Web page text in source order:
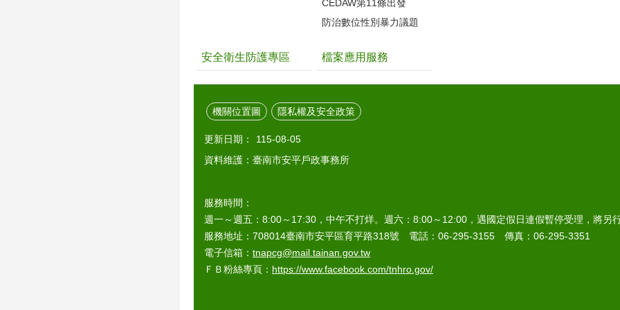
CEDAW第11條出發
防治數位性別暴力議題
安全衛生防護專區 檔案應用服務
機關位置圖 隱私權及安全政策
更新日期：
115-08-05
資料維護：臺南市安平戶政事務所
服務時間：
週一～週五：8:00～17:30，中午不打烊。週六：8:00～12:00，遇國定假日連假暫停受理，將另行
服務地址：708014臺南市安平區育平路318號 電話：06-295-3155 傳真：06-295-3351
電子信箱： tnapcg@mail.tainan.gov.tw
ＦＢ粉絲專頁： https://www.facebook.com/tnhro.gov/